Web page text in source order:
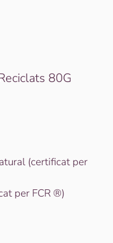
80G
(certificat per
per FCR ®)